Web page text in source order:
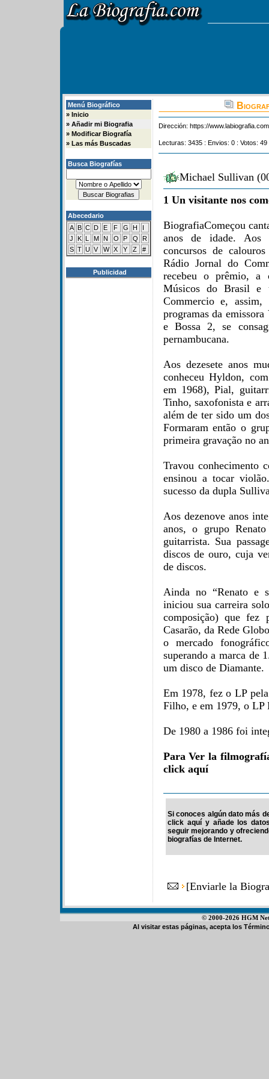
Menú Biográfico
» Inicio
» Añadir mi Biografia
» Modificar Biografía
» Las más Buscadas
Busca Biografías
Abecedario
A B C D E F G H
I
J
K L M N O P Q
R
S T U V W X Y Z #
Publicidad
Dirección: https://
Lecturas: 3435 : Envios: 0 : Votos:
Michael Sullivan
1 Un visitante nos
BiografiaComeçou
anos de idade. Aos
concursos de
Rádio Jornal do
recebeu o prêmio, a
Músicos do Brasil e
Commercio e,
programas da
e Bossa 2, se
pernambucana.
Aos dezesete anos
conheceu Hyldon,
em 1968), Pial,
Tinho, saxofonista e
além de ter sido um
Formaram então o
primeira gravação no
Travou conhecimento
ensinou a tocar
sucesso da dupla
Aos dezenove anos
anos, o grupo
guitarrista. Sua
discos de ouro, cuja
de discos.
Ainda no “Renato e
iniciou sua carreira
composição) que fez
Casarão, da Rede
o mercado
superando a marca de
um disco de Diamante.
Em 1978, fez o LP
Filho, e em 1979, o
De 1980 a 1986 foi
Para Ver la
click aquí
Si conoces algún dato más
click aquí y añade los
seguir mejorando y
biografías de Internet.
[Enviarle la
© 2000-2026 HGM
Al visitar estas páginas, acepta los